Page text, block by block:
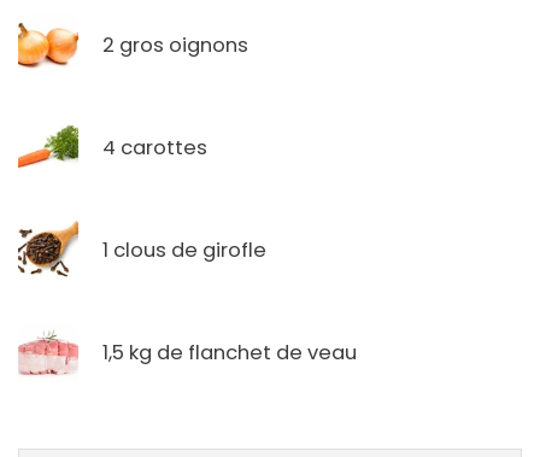
2 gros oignons
4 carottes
1 clous de girofle
1,5 kg de flanchet de veau